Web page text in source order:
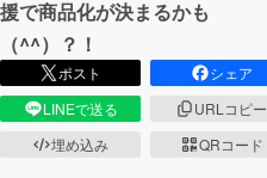
CAMPFIREふるさと納税
援で商品化が決まるかも
（^^）？！
ポスト
シェア
LINEで送る
URLコピー
埋め込み
QRコード